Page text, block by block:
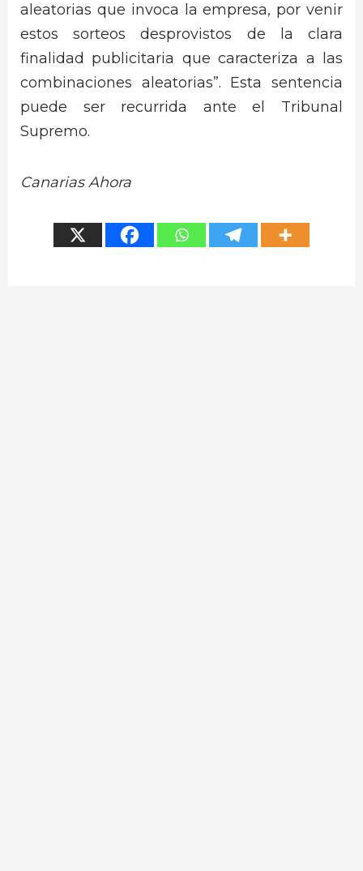
aleatorias que invoca la empresa, por venir
estos sorteos desprovistos de la clara
finalidad publicitaria que caracteriza a las
combinaciones aleatorias”. Esta sentencia
puede ser recurrida ante el Tribunal
Supremo.
Canarias Ahora